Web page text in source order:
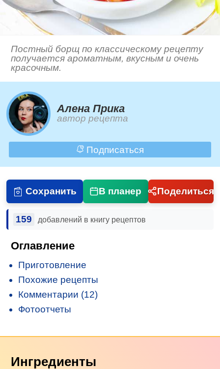
Постный борщ по классическому рецепту
получается ароматным, вкусным и очень
красочным.
Алена Прика
автор рецепта
Подписаться
Сохранить В планер Поделиться
159 добавлений в книгу рецептов
Оглавление
Приготовление
Похожие рецепты
Комментарии (12)
Фотоотчеты
Ингредиенты